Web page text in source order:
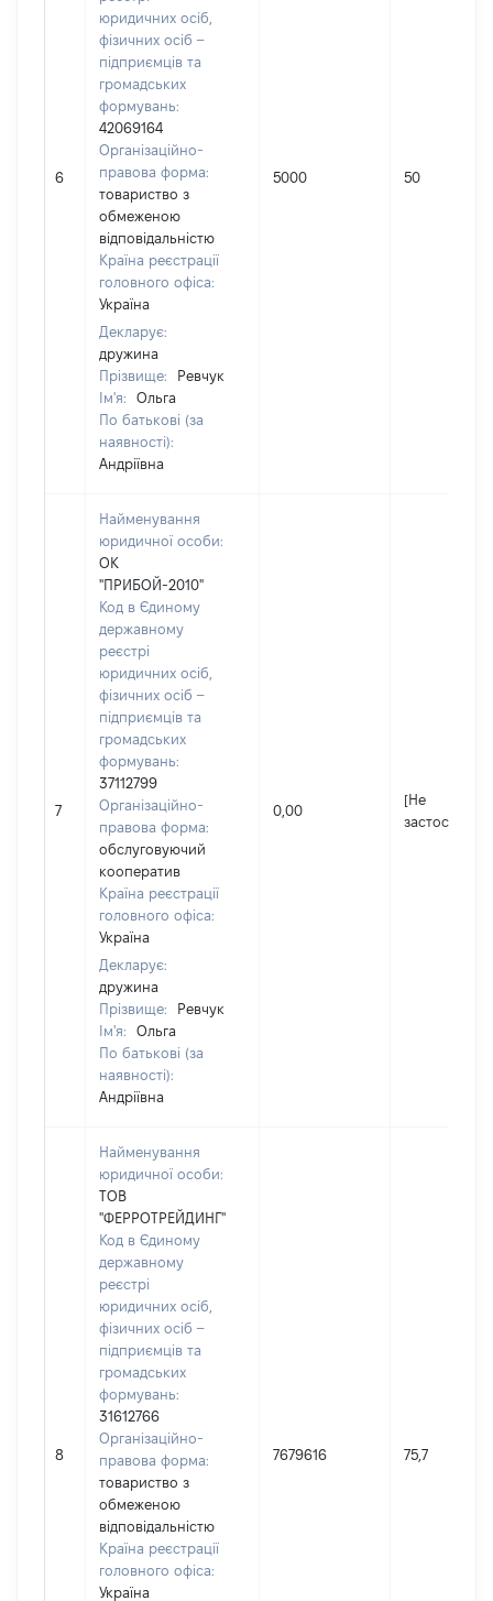
6
юридичних осіб,
фізичних осіб –
підприємців та
громадських
формувань:
42069164
Організаційно-
правова форма:
товариство з
обмеженою
відповідальністю
Країна реєстрації
головного офіса:
Україна
Декларує:
дружина
Прізвище:
Ревчук
Ім'я:
Ольга
По батькові (за
наявності):
Андріївна
5000 50
7
Найменування
юридичної особи:
ОК
"ПРИБОЙ-2010"
Код в Єдиному
державному
реєстрі
юридичних осіб,
фізичних осіб –
підприємців та
громадських
формувань:
37112799
Організаційно-
правова форма:
обслуговуючий
кооператив
Країна реєстрації
головного офіса:
Україна
Декларує:
дружина
Прізвище:
Ревчук
Ім'я:
Ольга
По батькові (за
наявності):
Андріївна
0,00
[Не
8
Найменування
юридичної особи:
ТОВ
"ФЕРРОТРЕЙДИНГ"
Код в Єдиному
державному
реєстрі
юридичних осіб,
фізичних осіб –
підприємців та
громадських
формувань:
31612766
Організаційно-
правова форма:
товариство з
обмеженою
відповідальністю
Країна реєстрації
головного офіса:
Україна
7679616 75,7